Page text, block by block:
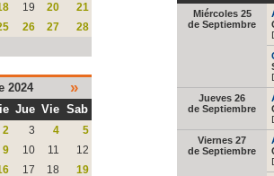
19 20
21
26 27
28
2024 »
Jue Vie Sab
2 3 4
5
9 10 11
12
17 18
19
Miércoles 25
de Septiembre
Jueves 26
de Septiembre
Viernes 27
de Septiembre